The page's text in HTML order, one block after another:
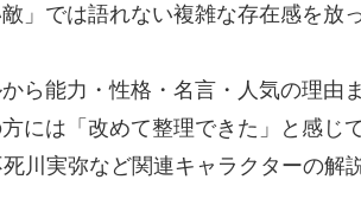
」では語れない複雑な存在感を放
ら能力・性格・名言・人気の理由
には「改めて整理できた」と感じ
川実弥など関連キャラクターの解